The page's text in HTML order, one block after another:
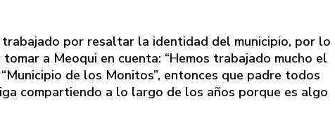
por resaltar la identidad del municipio, por lo
a Meoqui en cuenta: “Hemos trabajado mucho el
de los Monitos”, entonces que padre todos
compartiendo a lo largo de los años porque es algo